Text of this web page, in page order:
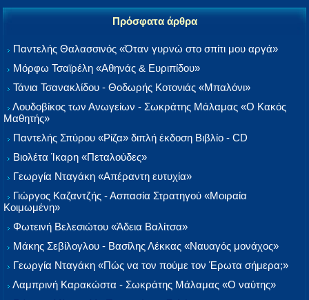
Πρόσφατα άρθρα
Παντελής Θαλασσινός «Όταν γυρνώ στο σπίτι μου αργά»
Μόρφω Τσαϊρέλη «Αθηνάς & Ευριπίδου»
Τάνια Τσανακλίδου - Θοδωρής Κοτονιάς «Μπαλόνι»
Λουδοβίκος των Ανωγείων - Σωκράτης Μάλαμας «Ο Κακός
Μαθητής»
Παντελής Σπύρου «Ρίζα» διπλή έκδοση Βιβλίο - CD
Βιολέτα Ίκαρη «Πεταλούδες»
Γεωργία Νταγάκη «Aπέραντη ευτυχία»
Γιώργος Καζαντζής - Ασπασία Στρατηγού «Μοιραία
Κοιμωμένη»
Φωτεινή Βελεσιώτου «Άδεια Βαλίτσα»
Μάκης Σεβίλογλου - Βασίλης Λέκκας «Ναυαγός μονάχος»
Γεωργία Νταγάκη «Πώς να τον πούμε τον Έρωτα σήμερα;»
Λαμπρινή Καρακώστα - Σωκράτης Μάλαμας «Ο ναύτης»